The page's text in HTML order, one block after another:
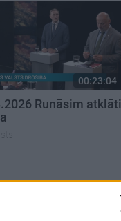
00:23:04
Runāsim atklāti